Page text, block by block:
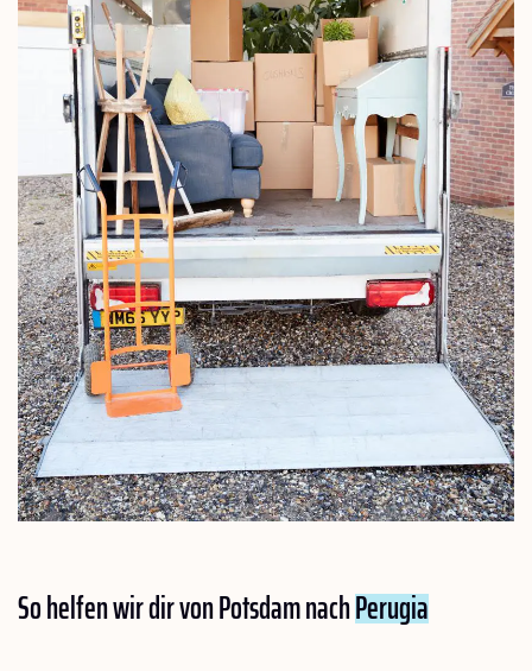
So helfen wir dir von Potsdam nachPerugia